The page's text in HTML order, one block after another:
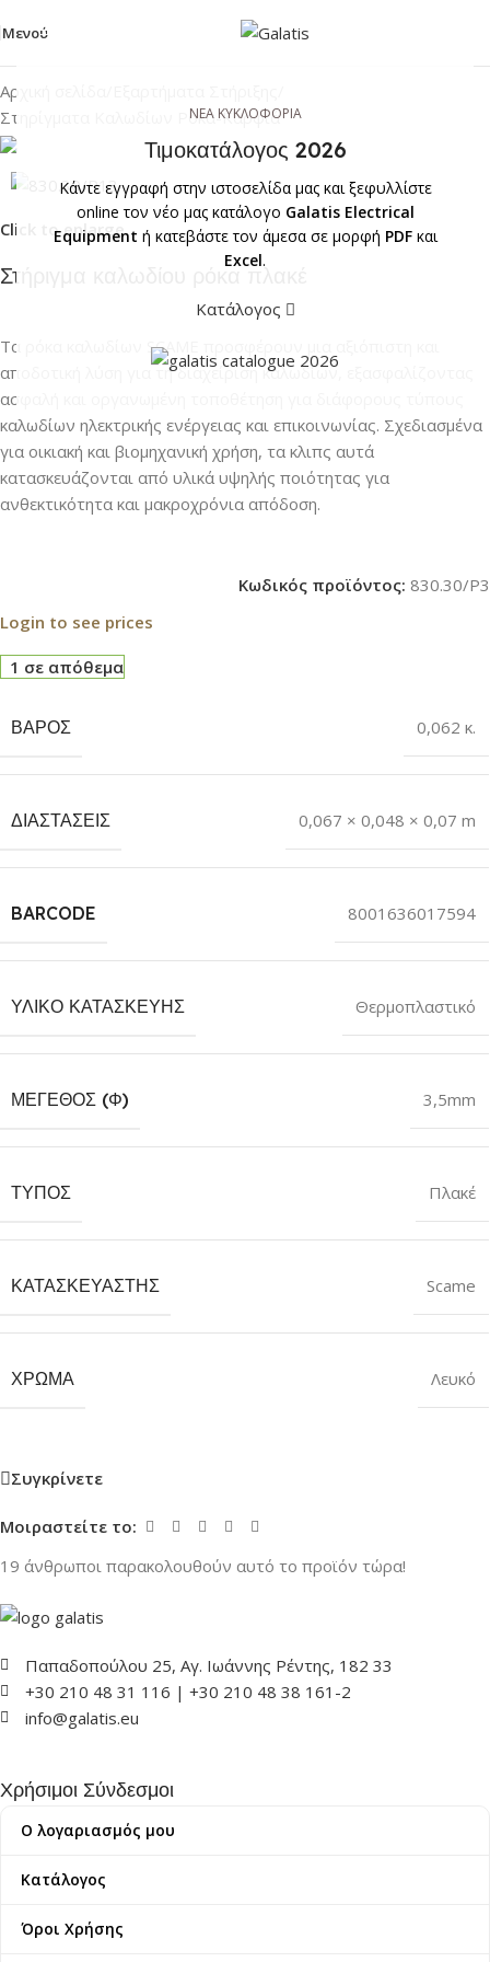
ΝΕΑ ΚΥΚΛΟΦΟΡΙΑ
Τιμοκατάλογος 2026
Κάντε εγγραφή στην ιστοσελίδα μας και ξεφυλλίστε
online τον νέο μας κατάλογο Galatis Electrical
Equipment ή κατεβάστε τον άμεσα σε μορφή PDFκαι
Excel.
Κατάλογος
Μενού
Αρχική σελίδα
Στηρίγματα Καλωδίων Ρόκα-Καρφιά
Click to enlarge
Στήριγμα καλωδίου ρόκα πλακέ
Τα ρόκα καλωδίων SCAME προσφέρουν μια αξιόπιστη και
αποδοτική λύση για τη διαχείριση καλωδίων, εξασφαλίζοντας
ασφαλή και οργανωμένη τοποθέτηση για διάφορους τύπους
καλωδίων ηλεκτρικής ενέργειας και επικοινωνίας. Σχεδιασμένα
για οικιακή και βιομηχανική χρήση, τα κλιπς αυτά
κατασκευάζονται από υλικά υψηλής ποιότητας για
ανθεκτικότητα και μακροχρόνια απόδοση.
Κωδικός προϊόντος: 830.30/P3
Login to see prices
1 σε απόθεμα
ΒΆΡΟΣ 0,062 κ.
ΔΙΑΣΤΆΣΕΙΣ 0,067 × 0,048 × 0,07 m
BARCODE 8001636017594
ΥΛΙΚΌ ΚΑΤΑΣΚΕΥΉΣ Θερμοπλαστικό
ΜΈΓΕΘΟΣ (Φ) 3,5mm
ΤΎΠΟΣ Πλακέ
ΚΑΤΑΣΚΕΥΑΣΤΉΣ Scame
ΧΡΏΜΑ Λευκό
Συγκρίνετε
Μοιραστείτε το:
19 άνθρωποι παρακολουθούν αυτό το προϊόν τώρα!
Παπαδοπούλου 25, Αγ. Ιωάννης Ρέντης, 182 33
+30 210 48 31 116 | +30 210 48 38 161-2
info@galatis.eu
Χρήσιμοι Σύνδεσμοι
Ο λογαριασμός μου
Κατάλογος
Όροι Χρήσης